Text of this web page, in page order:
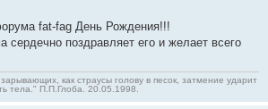
fat-fag День Рождения!!!
поздравляет его и желает всего
как страусы голову в песок, затмение ударит
тела." П.П.Глоба. 20.05.1998.